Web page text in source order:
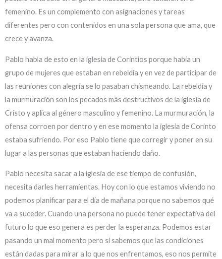
femenino. Es un complemento con asignaciones y tareas
diferentes pero con contenidos en una sola persona que ama, que
crece y avanza.
Pablo habla de esto en la iglesia de Corintios porque había un
grupo de mujeres que estaban en rebeldía y en vez de participar de
las reuniones con alegría se lo pasaban chismeando. La rebeldía y
la murmuración son los pecados más destructivos de la iglesia de
Cristo y aplica al género masculino y femenino. La murmuración, la
ofensa corroen por dentro y en ese momento la iglesia de Corinto
estaba sufriendo. Por eso Pablo tiene que corregir y poner en su
lugar a las personas que estaban haciendo daño.
Pablo necesita sacar a la iglesia de ese tiempo de confusión,
necesita darles herramientas. Hoy con lo que estamos viviendo no
podemos planificar para el día de mañana porque no sabemos qué
va a suceder. Cuando una persona no puede tener expectativa del
futuro lo que eso genera es perder la esperanza. Podemos estar
pasando un mal momento pero si sabemos que las condiciones
están dadas para mirar a lo que nos enfrentamos, eso nos permite